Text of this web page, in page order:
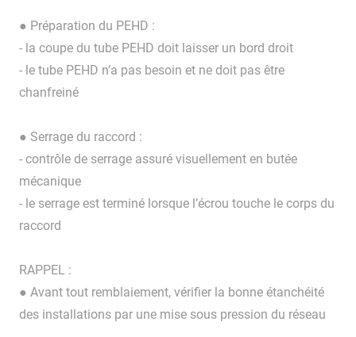
● Préparation du PEHD :
- la coupe du tube PEHD doit laisser un bord droit
- le tube PEHD n’a pas besoin et ne doit pas être
chanfreiné
● Serrage du raccord :
- contrôle de serrage assuré visuellement en butée
mécanique
- le serrage est terminé lorsque l’écrou touche le corps du
raccord
RAPPEL :
● Avant tout remblaiement, vérifier la bonne étanchéité
des installations par une mise sous pression du réseau